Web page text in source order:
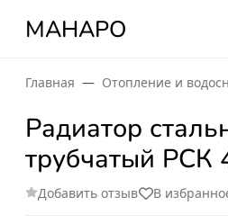
МАНАРО
Главная Отопление и
Радиатор
трубчатый РСК
Добавить отзыв В